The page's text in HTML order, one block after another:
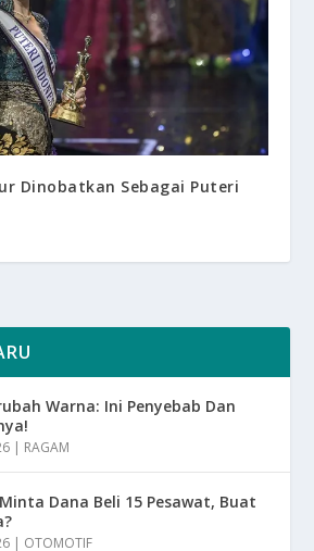
Dinobatkan Sebagai Puteri
Warna: Ini Penyebab Dan
| RAGAM
Dana Beli 15 Pesawat, Buat
| OTOMOTIF